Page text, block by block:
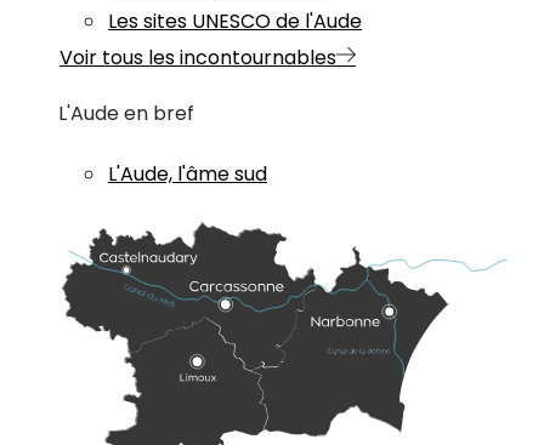
Les sites UNESCO de l'Aude
Voir tous les incontournables
L'Aude en bref
L'Aude, l'âme sud